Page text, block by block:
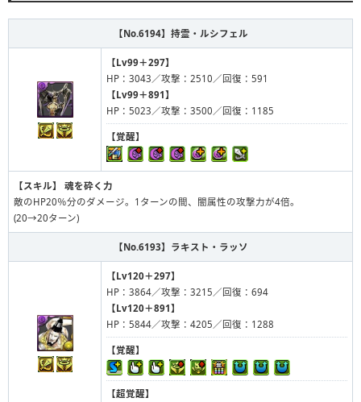
【No.6194】 持霊・ルシフェル
【Lv99＋297】
HP：3043／攻撃：2510／回復：591
【Lv99＋891】
HP：5023／攻撃：3500／回復：1185
【覚醒】
【スキル】
魂を砕く力
敵のHP20％分のダメージ。1ターンの間、闇属性の攻撃力が4倍。
(20→20ターン)
【No.6193】 ラキスト・ラッソ
【Lv120＋297】
HP：3864／攻撃：3215／回復：694
【Lv120＋891】
HP：5844／攻撃：4205／回復：1288
【覚醒】
【超覚醒】